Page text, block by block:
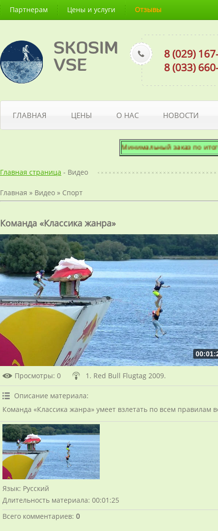
Партнерам Цены и услуги Отзывы
SKOSIM
VSE
8 (029)
8 (033)
ГЛАВНАЯ ЦЕНЫ О НАС НОВОСТИ
Минимальный заказ по
Главная страница - Видео
Главная » Видео » Спорт
Команда «Классика жанра»
Просмотры: 0 1. Red Bull Flugtag 2009.
Описание материала:
Команда «Классика жанра» умеет взлетать по всем правилам
Язык: Русский
Длительность материала: 00:01:25
Всего комментариев: 0